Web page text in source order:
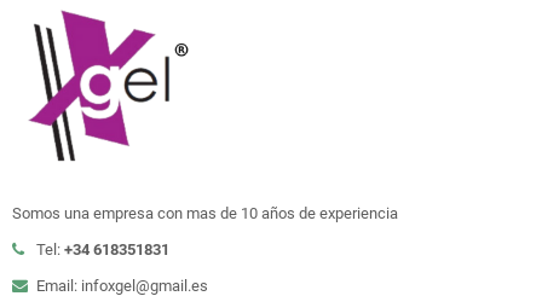
Somos una empresa con mas de 10 años de experiencia
Tel: +34 618351831
Email: infoxgel@gmail.es